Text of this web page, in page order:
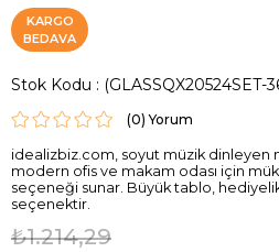
KARGO
BEDAVA
Stok Kodu (GLASSQX20524SET-
(0)
idealizbiz.com, soyut müzik dinleyen
modern ofis ve makam odası için
seçeneği sunar. Büyük tablo,
seçenektir.
₺1.214,29